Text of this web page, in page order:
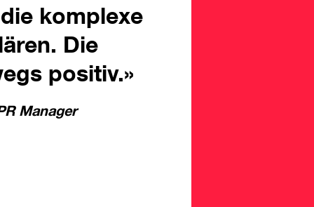
komplexe
Die
positiv.»
Manager